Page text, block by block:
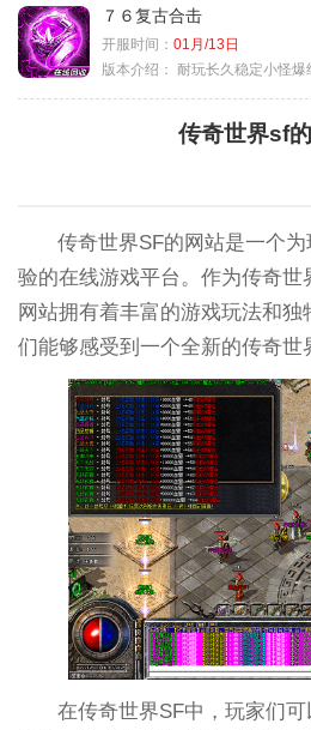
７６复古合击
开服时间： 01月/13日
版本介绍： 耐玩长久稳定小怪爆
传奇世界sf
传奇世界SF的网站是一个
验的在线游戏平台。作为传奇
网站拥有着丰富的游戏玩法和
们能够感受到一个全新的传奇世
在传奇世界SF中，玩家们